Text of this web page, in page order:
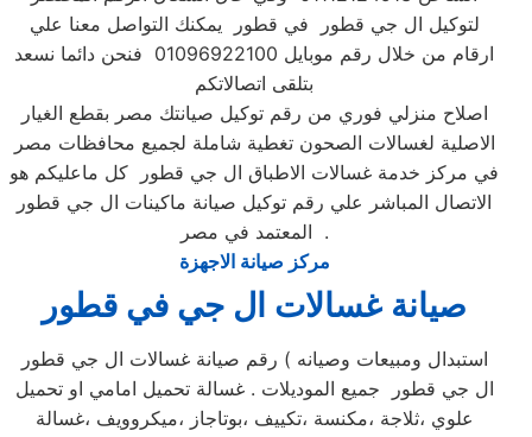
لتوكيل ال جي قطور في قطور يمكنك التواصل معنا علي
ارقام من خلال رقم موبايل 01096922100 فنحن دائما نسعد
بتلقى اتصالاتكم
اصلاح منزلي فوري من رقم توكيل صيانتك مصر بقطع الغيار
الاصلية لغسالات الصحون تغطية شاملة لجميع محافظات مصر
في مركز خدمة غسالات الاطباق ال جي قطور كل ماعليكم هو
الاتصال المباشر علي رقم توكيل صيانة ماكينات ال جي قطور
المعتمد في مصر .
مركز صيانة الاجهزة
صيانة غسالات ال جي في قطور
رقم صيانة غسالات ال جي قطور ( استبدال ومبيعات وصيانه
ال جي قطور جميع الموديلات . غسالة تحميل امامي او تحميل
علوي ،ثلاجة ،مكنسة ،تكييف ،بوتاجاز ،ميكروويف ،غسالة